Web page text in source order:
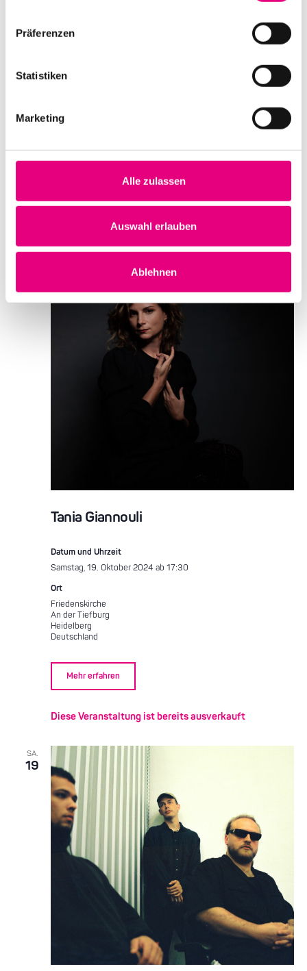
Präferenzen
Statistiken
Marketing
Alle zulassen
Auswahl erlauben
Ablehnen
Sound of Metal
Datum und Uhrzeit
Samstag, 19. Oktober 2024 ab 16:00
Ort
Kino im Karlstorbahnhof
Marlene-Dietrich-Platz 3
19
Tania Giannouli
Datum und Uhrzeit
Samstag, 19. Oktober 2024 ab 17:30
Ort
Friedenskirche
An der Tiefburg
Heidelberg
Deutschland
Mehr erfahren
Diese Veranstaltung ist bereits ausverkauft
SA.
19